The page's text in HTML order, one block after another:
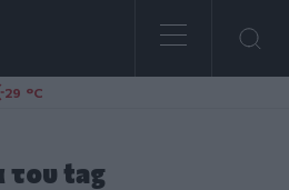
29 °C
του tag